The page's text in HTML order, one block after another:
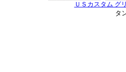
ＵＳカスタム グ
タ